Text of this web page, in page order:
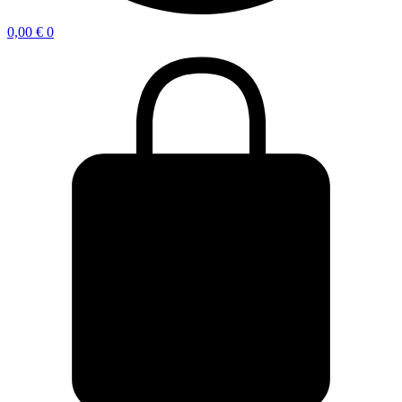
0,00 € 0